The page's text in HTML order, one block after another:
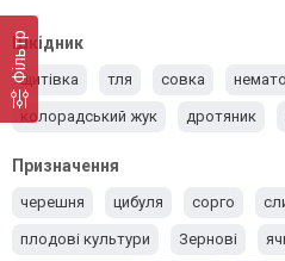
Фільтр
Шкідник
щитівка тля совка
колорадський жук дротяник
Призначення
черешня цибуля сорго
плодові культури Зернові